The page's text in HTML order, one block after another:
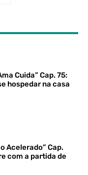
Cuida” Cap. 75:
hospedar na casa
Acelerado” Cap.
com a partida de